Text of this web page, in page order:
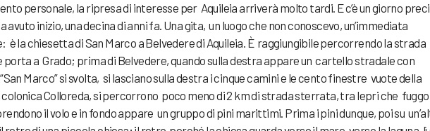
personale, la ripresa di interesse per Aquileia arriverà molto tardi. E c’è un giorno
avuto inizio, una decina di anni fa. Una gita, un luogo che non conoscevo, un’immediata
è la chiesetta di San Marco a Belvedere di Aquileia. È raggiungibile percorrendo la strada
a Grado; prima di Belvedere, quando sulla destra appare un cartello stradale con
“San Marco” si svolta, si lasciano sulla destra i cinque camini e le cento finestre vuote della
Colloreda, si percorrono poco meno di 2 km di strada sterrata, tra lepri che
il volo e in fondo appare un gruppo di pini marittimi. Prima i pini dunque, poi su